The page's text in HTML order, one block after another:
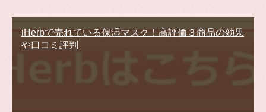
iHerbで売れている保湿マスク！高評価３商品の効果
や口コミ評判